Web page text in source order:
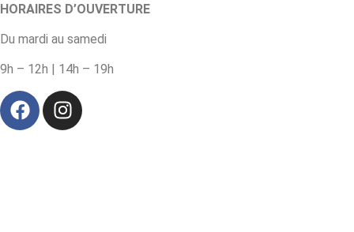
HORAIRES D’OUVERTURE
Du mardi au samedi
9h – 12h | 14h – 19h